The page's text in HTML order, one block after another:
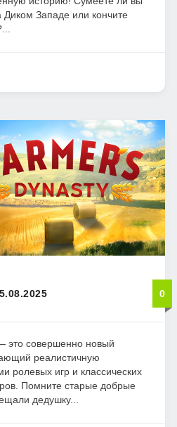
Западе или кончите
0
это совершенно новый
реалистичную
ролевых игр и классических
Помните старые добрые
дедушку...